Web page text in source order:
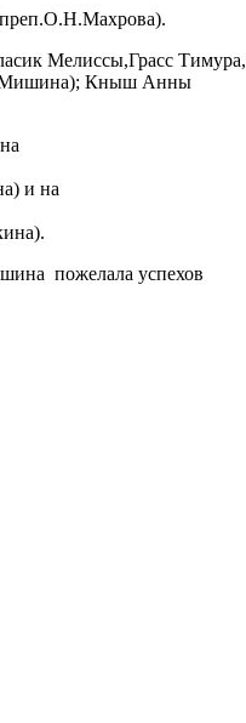
преп.О.Н.Махрова).
Мелиссы,Грасс Тимура,
); Кныш Анны
) и на
).
пожелала успехов